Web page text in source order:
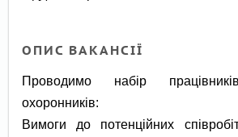
ОПИС ВАКАНСІЇ
Проводимо набір
охоронників:
Вимоги до потенційних